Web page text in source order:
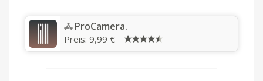
‎ProCamera.
Preis: 9,99 €+